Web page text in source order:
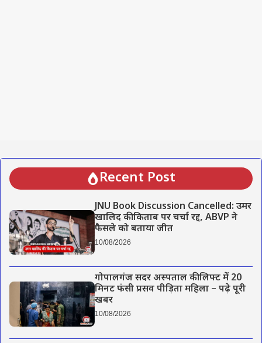
Recent Post
JNU Book Discussion Cancelled: उमर
खालिद की किताब पर चर्चा रद्द, ABVP ने
फैसले को बताया जीत
10/08/2026
गोपालगंज सदर अस्पताल की लिफ्ट में 20
मिनट फंसी प्रसव पीड़िता महिला – पढ़े पूरी
खबर
10/08/2026